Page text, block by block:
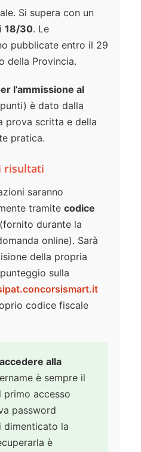
Si supera con un
18/30. Le
pubblicate entro il 29
della Provincia.
l’ammissione al
è dato dalla
prova scritta e della
pratica.
risultati
saranno
tramite codice
(fornito durante la
online). Sarà
della propria
sulla
codice fiscale
alla
è sempre il
primo accesso
password
dimenticato la
è